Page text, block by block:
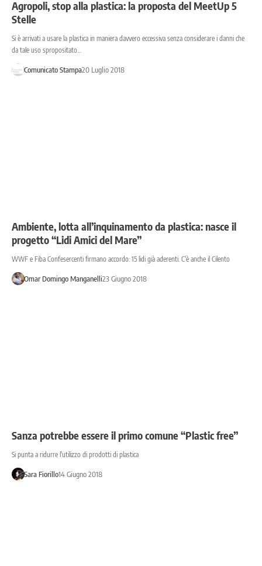
Agropoli, stop alla plastica: la proposta del MeetUp 5
Stelle
Si è arrivati a usare la plastica in maniera davvero eccessiva senza considerare i danni che
da tale uso spropositato…
Comunicato Stampa20 Luglio 2018
Ambiente, lotta all’inquinamento da plastica: nasce il
progetto “Lidi Amici del Mare”
WWF e Fiba Confesercenti firmano accordo: 15 lidi già aderenti. C'è anche il Cilento
Omar Domingo Manganelli23 Giugno 2018
Sanza potrebbe essere il primo comune “Plastic free”
Si punta a ridurre l'utilizzo di prodotti di plastica
Sara Fiorillo14 Giugno 2018